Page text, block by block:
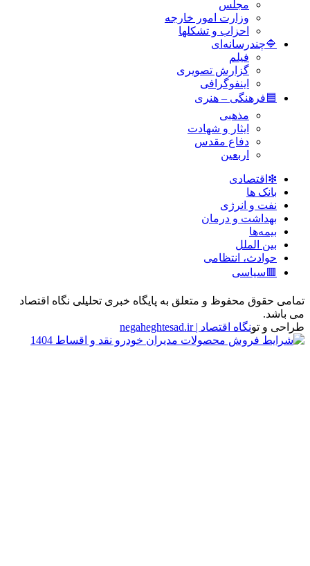
مجلس
وزارت امور خارجه
احزاب و تشکلها
🔷چندرسانه‌ای
فیلم
گزارش تصویری
اینفوگرافی
🟦فرهنگی – هنری
مذهبی
ایثار و شهادت
دفاع مقدس
اربعین
❇اقتصادی
بانک ها
نفت و انرژی
بهداشت و درمان
بیمه‌ها
بین الملل
حوادث، انتظامی
🟥سیاسی
تمامی حقوق محفوظ و متعلق به پایگاه خبری تحلیلی نگاه اقتصاد
می باشد.
طراحی و تونگاه اقتصاد | negaheghtesad.ir